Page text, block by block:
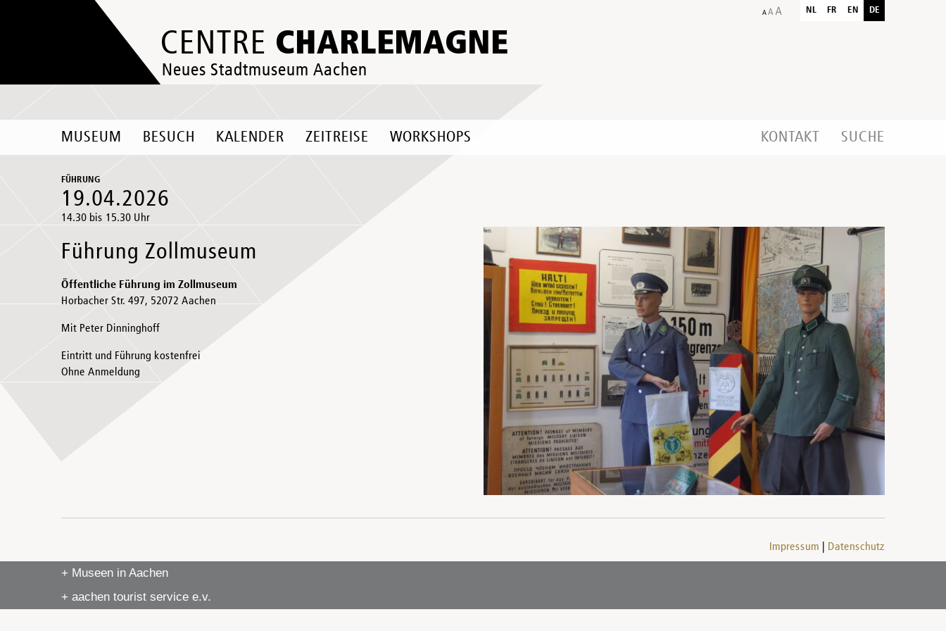
CENTRE CHARLEMAGNE
Neues Stadtmuseum Aachen
NL FR EN DE
MUSEUM BESUCH KALENDER ZEITREISE WORKSHOPS KONTAKT SUCHE
FÜHRUNG
19.04.2026
14.30 bis 15.30 Uhr
Führung Zollmuseum
Öffentliche Führung im Zollmuseum
Horbacher Str. 497, 52072 Aachen
Mit Peter Dinninghoff
Eintritt und Führung kostenfrei
Ohne Anmeldung
Impressum Datenschutz
+ Museen in Aachen
+ aachen tourist service e.v.